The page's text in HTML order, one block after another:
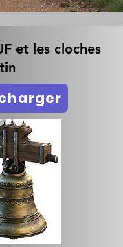
et les cloches